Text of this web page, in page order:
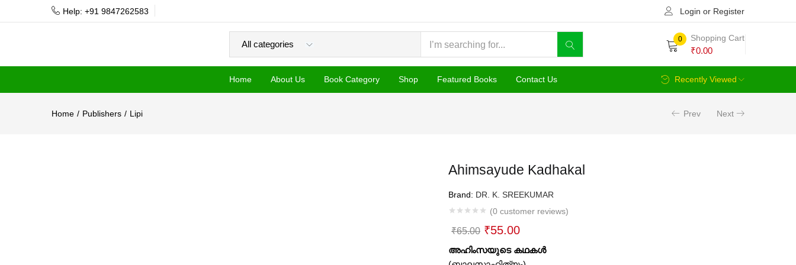
Help: +91 9847262583 Login or Register
0 Shopping Cart
₹0.00
Home About Us Book Category Shop Featured Books Contact Us Recently Viewed
Home Publishers Lipi Prev Next
Ahimsayude Kadhakal
Brand: DR. K. SREEKUMAR
(0 customer reviews)
₹65.00 Original
price
was:
₹55.00Current
price
is:
അഹിംസയുടെ കഥകള്‍